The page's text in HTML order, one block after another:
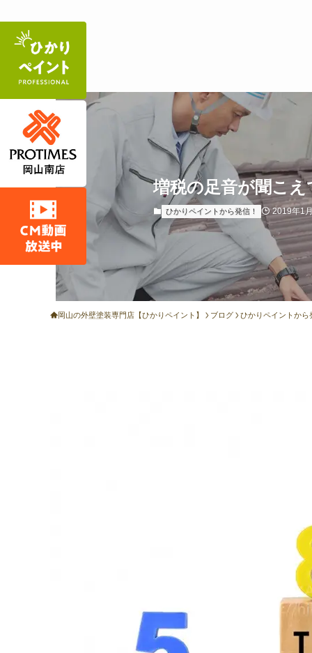
増税の足音が聞こ
ひかりペイントから発信！ 2019年1
岡山の外壁塗装専門店【ひかりペイント】 ブログ ひかりペイントから